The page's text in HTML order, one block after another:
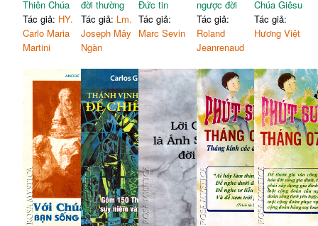
Thiên Chúa
Tác giả: HY.
Carlo Maria
Martini
đời thường
Tác giả: Lm.
Joseph Mây
Ngàn
Đức tin
Tác giả:
Marc Sevin
ngược đời
Tác giả:
Roland
Jeanrenaud
Chúa Giêsu
Tác giả:
Hương Việt